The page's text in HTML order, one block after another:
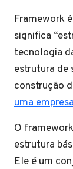
Framework
significa
tecnologia
estrutura de
construção
uma
O
estrutura
Ele é um